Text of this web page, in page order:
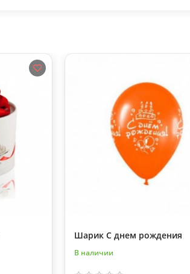
Шарик С днем рождения
В наличии